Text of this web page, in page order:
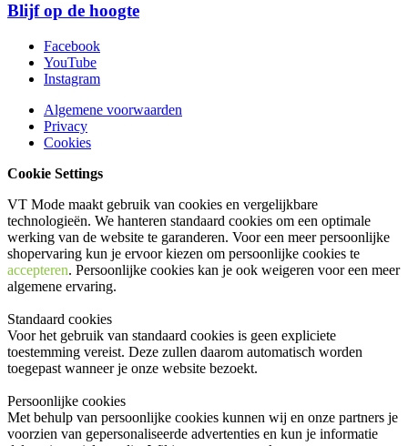
Blijf op de hoogte
Facebook
YouTube
Instagram
Algemene voorwaarden
Privacy
Cookies
Cookie Settings
VT Mode maakt gebruik van cookies en vergelijkbare
technologieën. We hanteren standaard cookies om een optimale
werking van de website te garanderen. Voor een meer persoonlijke
shopervaring kun je ervoor kiezen om persoonlijke cookies te
accepteren. Persoonlijke cookies kan je ook weigeren voor een meer
algemene ervaring.
Standaard cookies
Voor het gebruik van standaard cookies is geen expliciete
toestemming vereist. Deze zullen daarom automatisch worden
toegepast wanneer je onze website bezoekt.
Persoonlijke cookies
Met behulp van persoonlijke cookies kunnen wij en onze partners je
voorzien van gepersonaliseerde advertenties en kun je informatie